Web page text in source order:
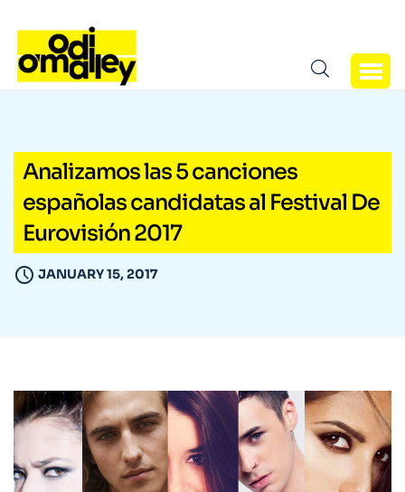
Analizamos las 5 canciones
españolas candidatas al Festival De
Eurovisión 2017
JANUARY 15, 2017